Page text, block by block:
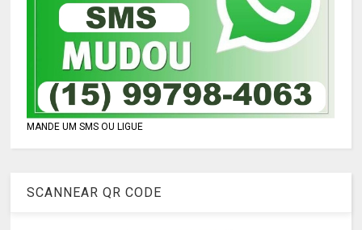
MANDE UM SMS OU LIGUE
SCANNEAR QR CODE